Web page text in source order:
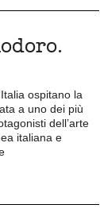
ospitano la
a uno dei più
dell’arte
italiana e